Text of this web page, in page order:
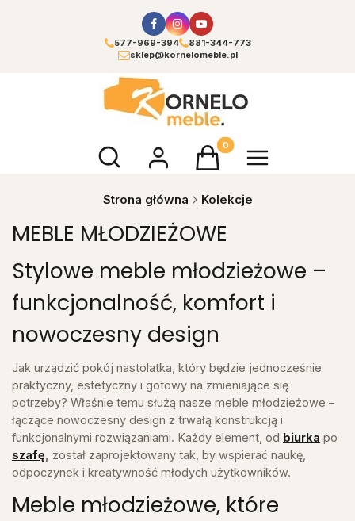
577-969-394
881-344-773
sklep@kornelomeble.pl
Otwórz wyszukiwarkęProdukty w koszyku: 0.
Strona główna Kolekcje
MEBLE MŁODZIEŻOWE
Stylowe meble młodzieżowe –
funkcjonalność, komfort i
nowoczesny design
Jak urządzić pokój nastolatka, który będzie jednocześnie
praktyczny, estetyczny i gotowy na zmieniające się
potrzeby? Właśnie temu służą nasze meble młodzieżowe –
łączące nowoczesny design z trwałą konstrukcją i
funkcjonalnymi rozwiązaniami. Każdy element, od biurka po
szafę
został zaprojektowany tak, by wspierać naukę,
odpoczynek i kreatywność młodych użytkowników.
Meble młodzieżowe, które